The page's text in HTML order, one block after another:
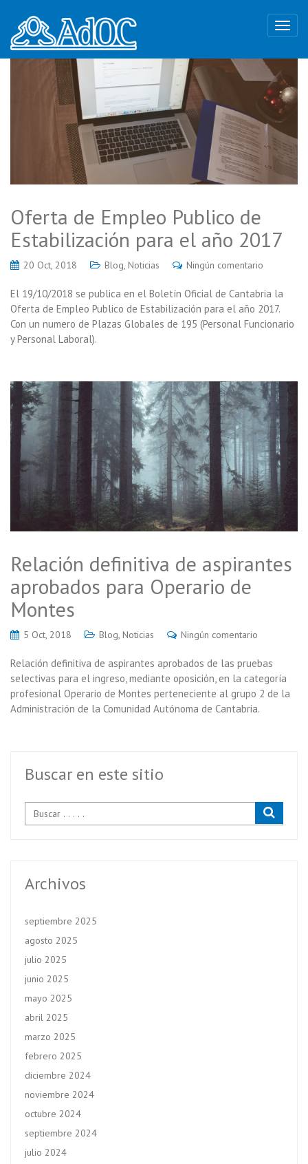
Oferta de Empleo Publico de
Estabilización para el año 2017
20 Oct, 2018 Blog, Noticias Ningún comentario
El 19/10/2018 se publica en el Boletín Oficial de Cantabria la
Oferta de Empleo Publico de Estabilización para el año 2017.
Con un numero de Plazas Globales de 195 (Personal Funcionario
y Personal Laboral).
Relación definitiva de aspirantes
aprobados para Operario de
Montes
5 Oct, 2018 Blog, Noticias Ningún comentario
Relación definitiva de aspirantes aprobados de las pruebas
selectivas para el ingreso, mediante oposición, en la categoría
profesional Operario de Montes perteneciente al grupo 2 de la
Administración de la Comunidad Autónoma de Cantabria.
Buscar en este sitio
Archivos
septiembre 2025
agosto 2025
julio 2025
junio 2025
mayo 2025
abril 2025
marzo 2025
febrero 2025
diciembre 2024
noviembre 2024
octubre 2024
septiembre 2024
julio 2024